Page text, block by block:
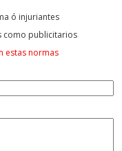
ó injuriantes
como publicitarios
estas normas